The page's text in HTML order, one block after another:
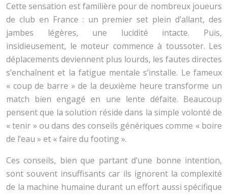
Cette sensation est familière pour de nombreux joueurs
de club en France : un premier set plein d’allant, des
jambes légères, une lucidité intacte. Puis,
insidieusement, le moteur commence à toussoter. Les
déplacements deviennent plus lourds, les fautes directes
s’enchaînent et la fatigue mentale s’installe. Le fameux
« coup de barre » de la deuxième heure transforme un
match bien engagé en une lente défaite. Beaucoup
pensent que la solution réside dans la simple volonté de
« tenir » ou dans des conseils génériques comme « boire
de l’eau » et « faire du footing ».
Ces conseils, bien que partant d’une bonne intention,
sont souvent insuffisants car ils ignorent la complexité
de la machine humaine durant un effort aussi spécifique